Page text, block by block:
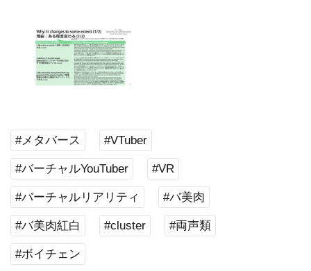
#メタバース #VTuber
#バーチャルYouTuber #VR
#バーチャルリアリティ #バ美肉
#バ美肉紅白 #cluster #両声類
#ボイチェン